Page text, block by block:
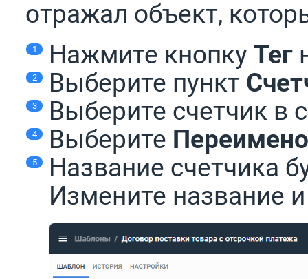
отражал объект,
Нажмите кнопку Тег
Выберите пункт
Выберите счетчик в
Выберите
Название счетчика
Измените название